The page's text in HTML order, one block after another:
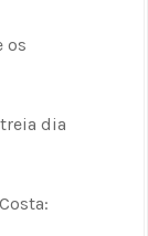
os
dia